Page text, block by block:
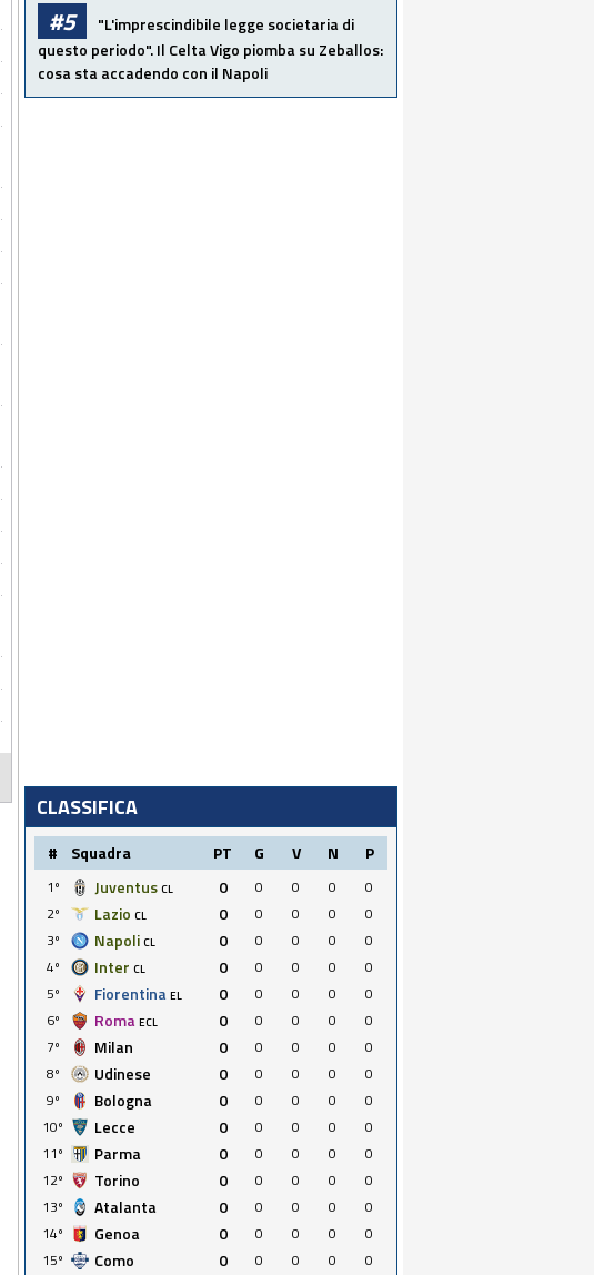
#5
"L'imprescindibile legge societaria di
questo periodo". Il Celta Vigo piomba su Zeballos:
cosa sta accadendo con il Napoli
CLASSIFICA
# Squadra PT G V N P
1º Juventus CL 0 0 0 0
0
2º
Lazio CL 0 0 0 0
0
3º
Napoli CL 0 0 0 0
0
4º
Inter CL 0 0 0 0
0
5º
Fiorentina EL 0 0 0 0
0
6º
Roma ECL 0 0 0 0
0
7º
Milan 0 0 0 0
0
8º
Udinese 0 0 0 0
0
9º
Bologna 0 0 0 0
0
10º
Lecce 0 0 0 0
0
11º
Parma 0 0 0 0
0
12º
Torino 0 0 0 0
0
13º
Atalanta 0 0 0 0
0
14º
Genoa 0 0 0 0
0
15º
Como 0 0 0 0 0